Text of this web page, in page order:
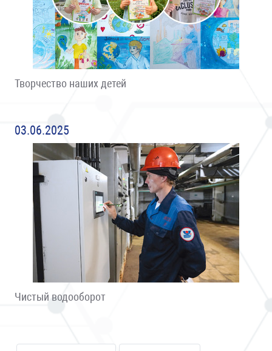
Творчество наших детей
03.06.2025
Чистый водооборот